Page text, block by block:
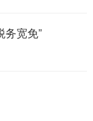
务宽免”